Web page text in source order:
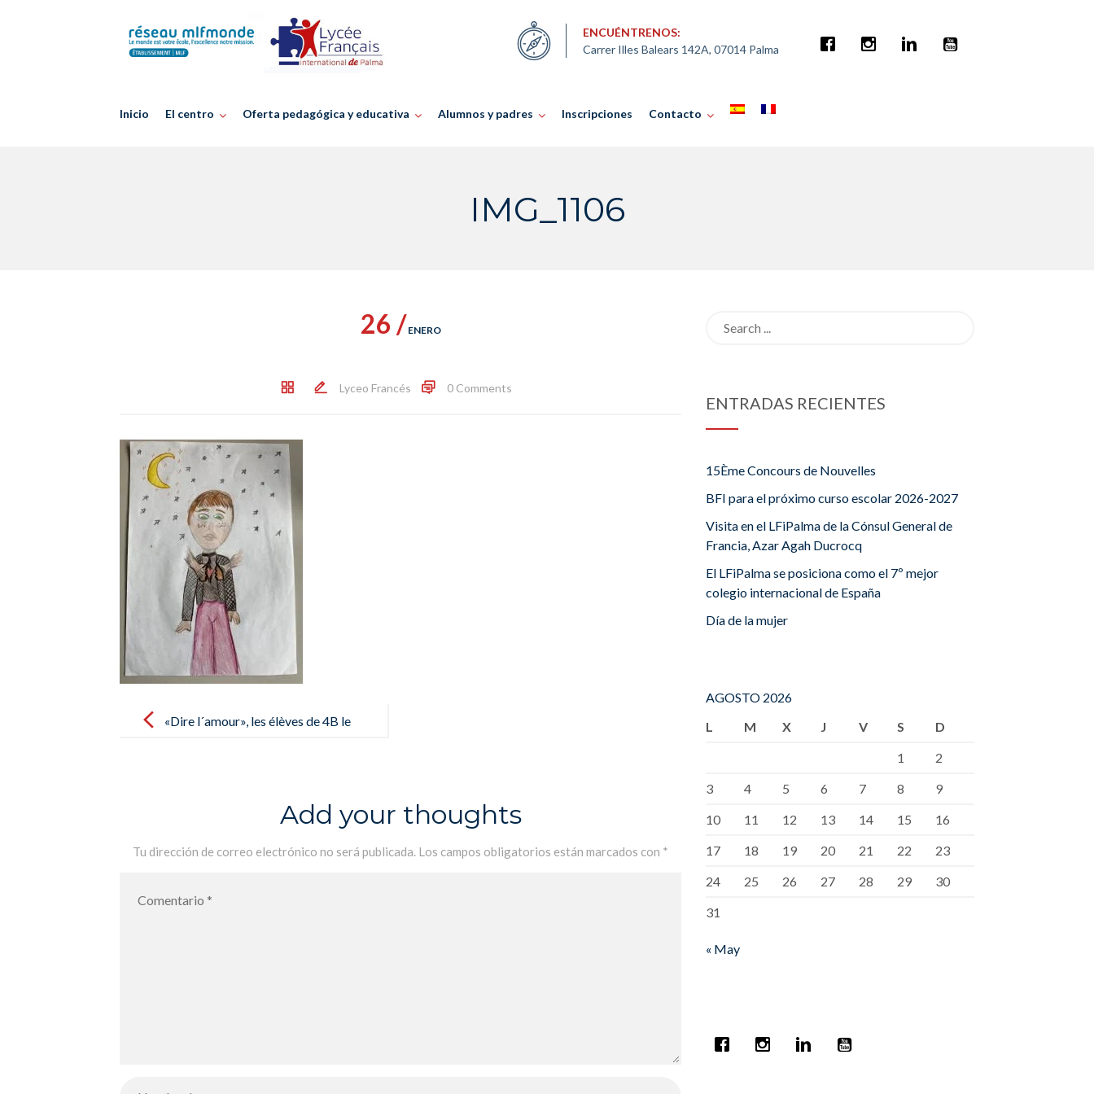
ENCUÉNTRENOS:
Carrer Illes Balears 142A, 07014 Palma
Inicio El centro Oferta pedagógica y educativa Alumnos y padres Inscripciones Contacto
IMG_1106
26 / ENERO
Lyceo Francés 0 Comments
navigation«Dire l´amour», les élèves de 4B le
Add your thoughts
Tu dirección de correo electrónico no será publicada. Los campos obligatorios están marcados con *
ENTRADAS RECIENTES
15Ème Concours de Nouvelles
BFI para el próximo curso escolar 2026-2027
Visita en el LFiPalma de la Cónsul General de
Francia, Azar Agah Ducrocq
El LFiPalma se posiciona como el 7º mejor
colegio internacional de España
Día de la mujer
AGOSTO 2026
L
M X J V S
D
1
2
3
4 5 6 7 8
9
10
11 12 13 14 15
16
17
18 19 20 21 22
23
24
25 26 27 28 29
30
31
« May